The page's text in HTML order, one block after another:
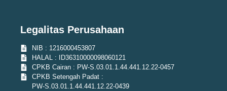
Legalitas Perusahaan
NIB : 1216000453807
HALAL : ID36310000098060121
CPKB Cairan : PW-S.03.01.1.44.441.12.22-0457
CPKB Setengah Padat :
PW-S.03.01.1.44.441.12.22-0439